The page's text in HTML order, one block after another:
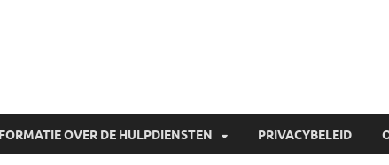
OVER DE HULPDIENSTEN PRIVACYBELEID